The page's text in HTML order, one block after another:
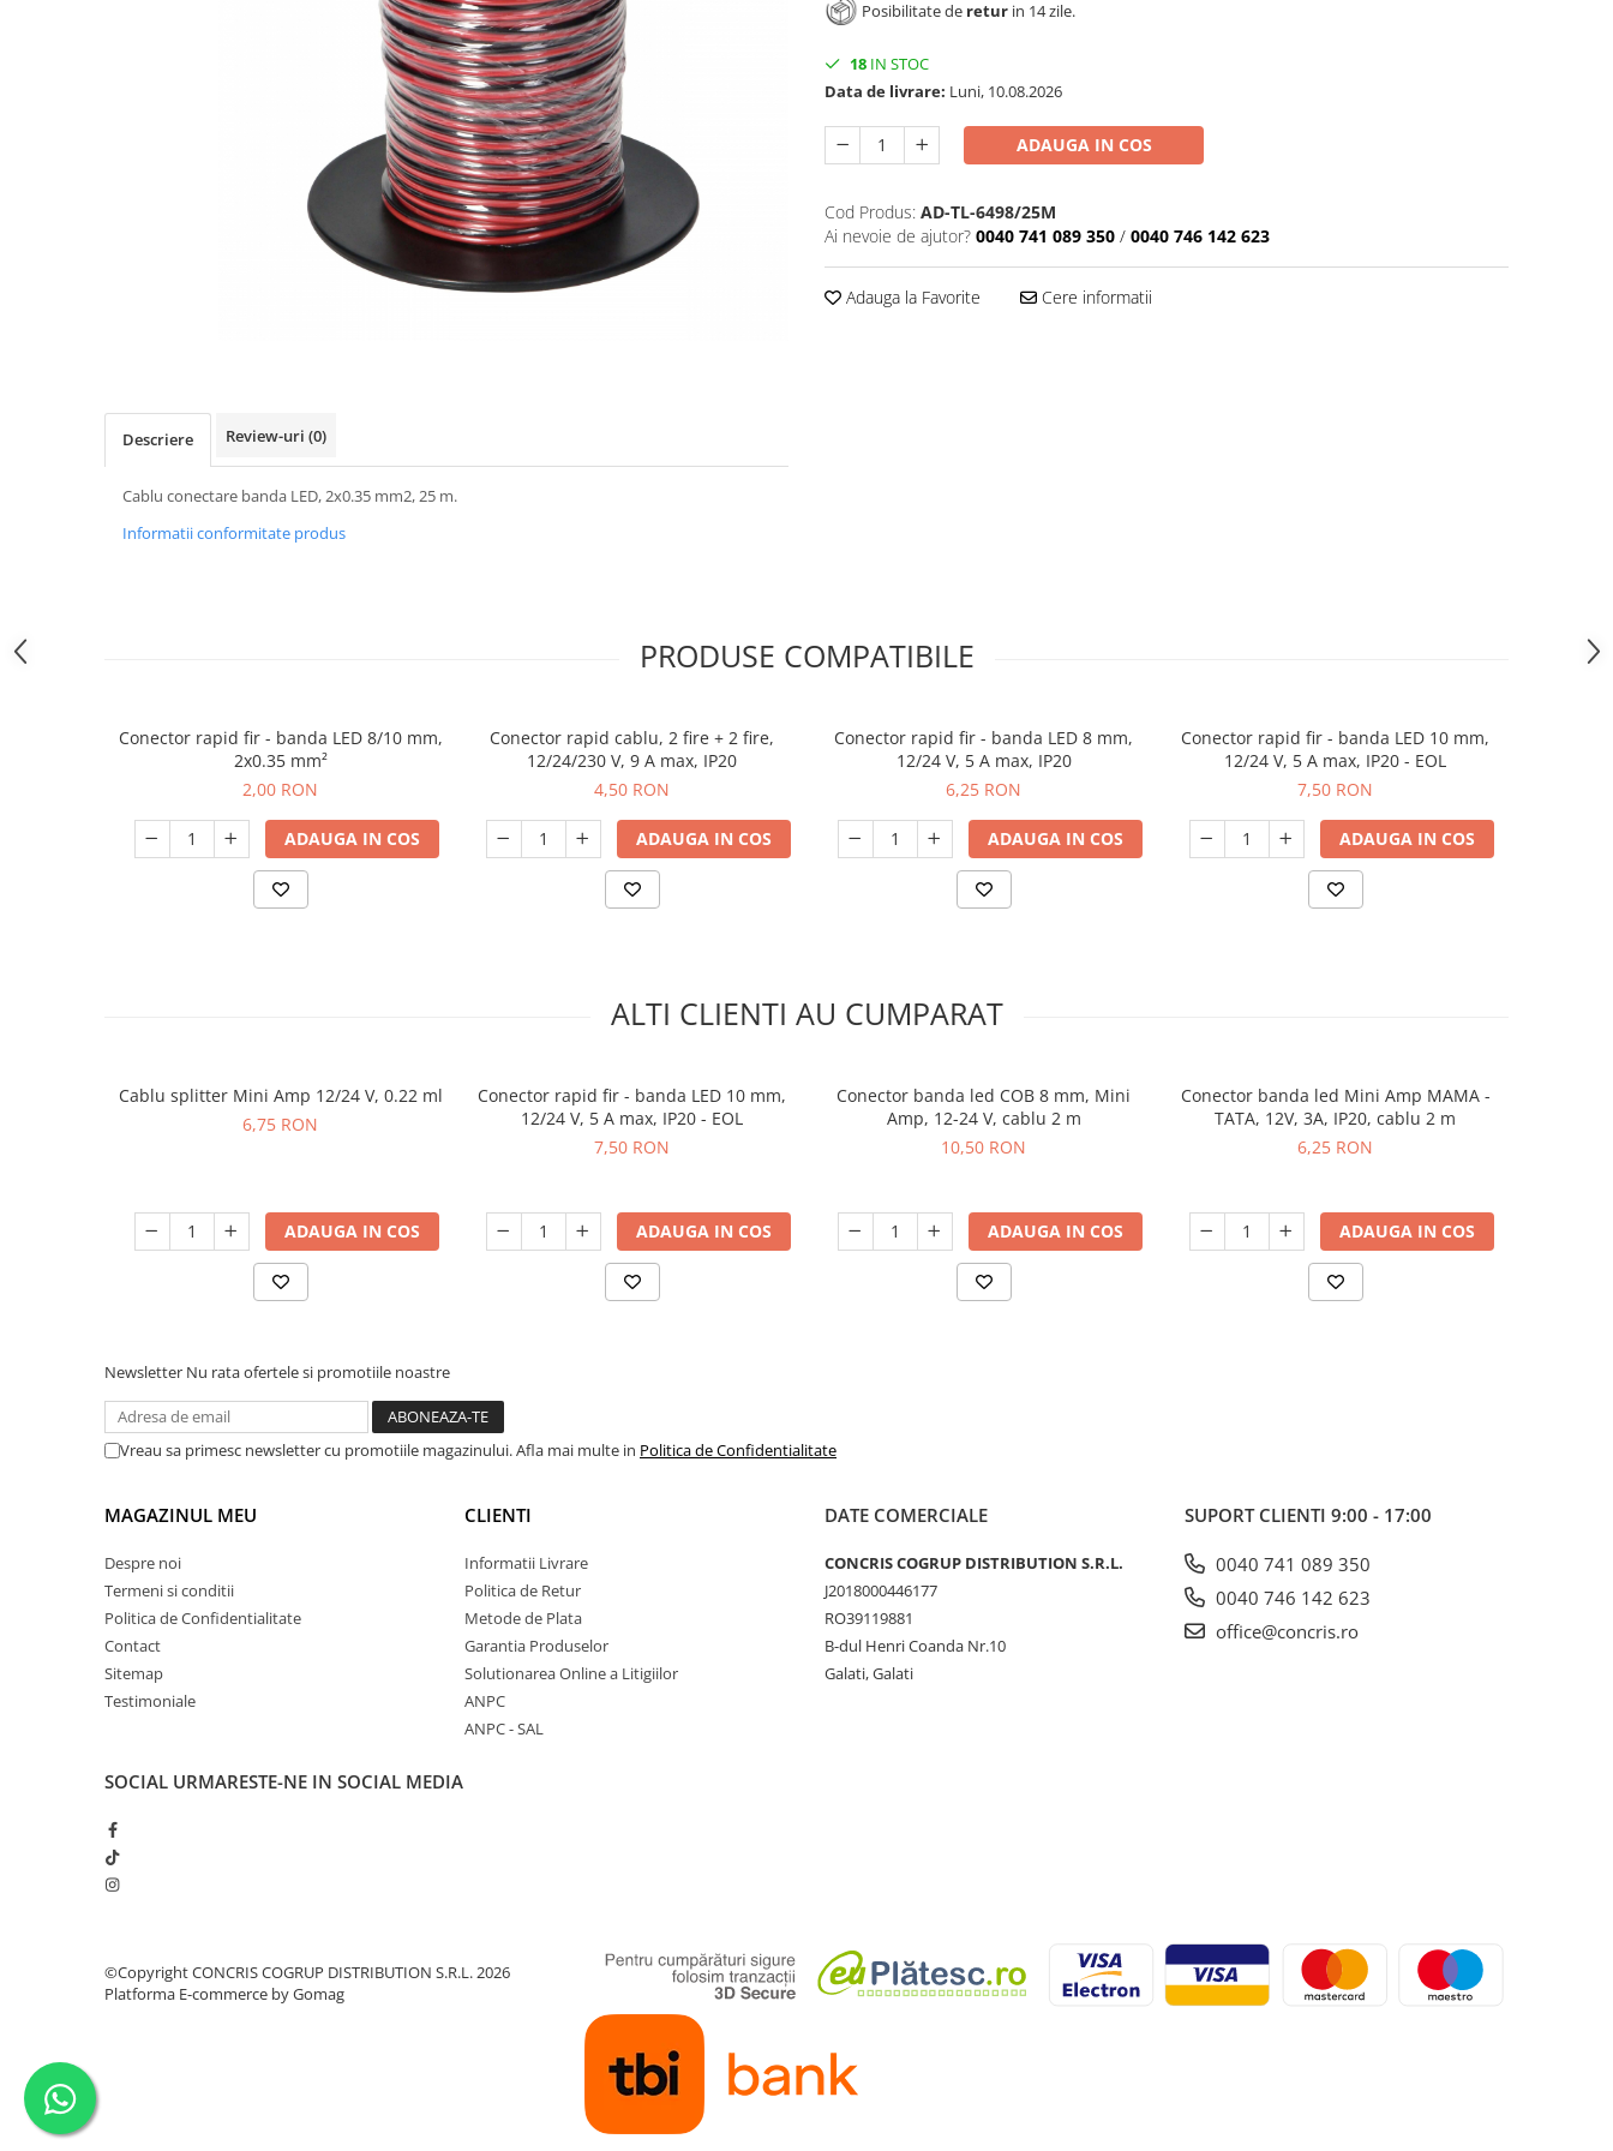
Posibilitate de retur in 14 zile.
18 IN STOC
Data de livrare: Luni, 10.08.2026
ADAUGA IN COS
Cod Produs: AD-TL-6498/25M
Ai nevoie de ajutor? 0040 741 089 350 / 0040 746 142 623
Adauga la Favorite Cere informatii
Descriere Review-uri (0)
Cablu conectare banda LED, 2x0.35 mm2, 25 m.
Informatii conformitate produs
PRODUSE COMPATIBILE
Conector rapid fir - banda LED 8/10 mm,
2x0.35 mm²
2,00 RON
ADAUGA IN COS
Conector rapid cablu, 2 fire + 2 fire,
12/24/230 V, 9 A max, IP20
4,50 RON
ADAUGA IN COS
Conector rapid fir - banda LED 8 mm,
12/24 V, 5 A max, IP20
6,25 RON
ADAUGA IN COS
Conector rapid fir - banda LED 10 mm,
12/24 V, 5 A max, IP20 - EOL
7,50 RON
ADAUGA IN COS
ALTI CLIENTI AU CUMPARAT
Cablu splitter Mini Amp 12/24 V, 0.22 ml
6,75 RON
ADAUGA IN COS
Conector rapid fir - banda LED 10 mm,
12/24 V, 5 A max, IP20 - EOL
7,50 RON
ADAUGA IN COS
Conector banda led COB 8 mm, Mini
Amp, 12-24 V, cablu 2 m
10,50 RON
ADAUGA IN COS
Conector banda led Mini Amp MAMA -
TATA, 12V, 3A, IP20, cablu 2 m
6,25 RON
ADAUGA IN COS
Newsletter Nu rata ofertele si promotiile noastre
Vreau sa primesc newsletter cu promotiile magazinului. Afla mai multe in Politica de Confidentialitate
MAGAZINUL MEU
Despre noi
Termeni si conditii
Politica de Confidentialitate
Contact
Sitemap
Testimoniale
CLIENTI
Informatii Livrare
Politica de Retur
Metode de Plata
Garantia Produselor
Solutionarea Online a Litigiilor
ANPC
ANPC - SAL
DATE COMERCIALE
CONCRIS COGRUP DISTRIBUTION S.R.L.
J2018000446177
RO39119881
B-dul Henri Coanda Nr.10
Galati, Galati
SUPORT CLIENTI 9:00 - 17:00
0040 741 089 350
0040 746 142 623
office@concris.ro
SOCIAL URMARESTE-NE IN SOCIAL MEDIA
©Copyright CONCRIS COGRUP DISTRIBUTION S.R.L. 2026
Platforma E-commerce by Gomag